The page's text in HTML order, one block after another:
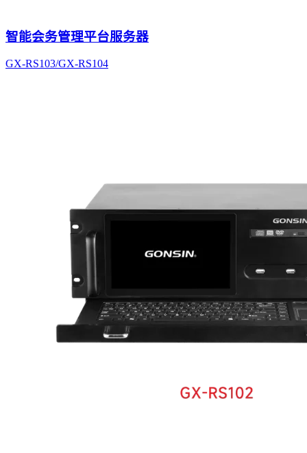
智能会务管理平台服务器
GX-RS103/GX-RS104